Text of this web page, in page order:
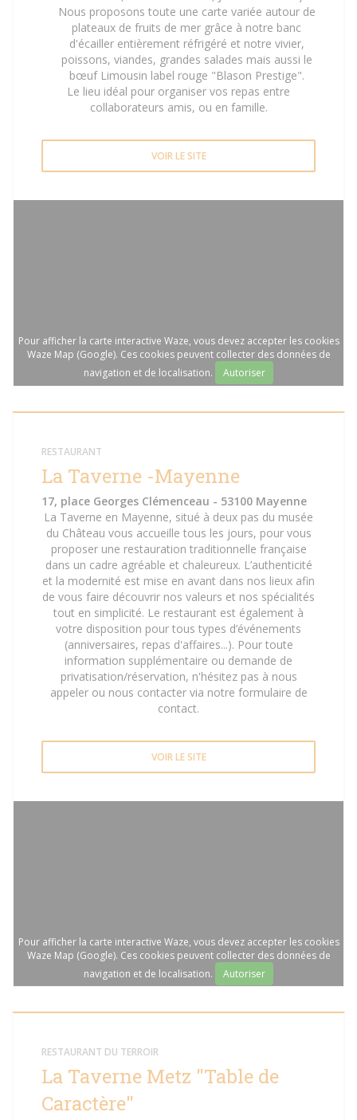
Nous proposons toute une carte variée autour de
plateaux de fruits de mer grâce à notre banc
d'écailler entièrement réfrigéré et notre vivier,
poissons, viandes, grandes salades mais aussi le
bœuf Limousin label rouge "Blason Prestige".
Le lieu idéal pour organiser vos repas entre
collaborateurs amis, ou en famille.
VOIR LE SITE
Pour afficher la carte interactive Waze, vous devez accepter les cookies
Waze Map (Google). Ces cookies peuvent collecter des données de
navigation et de localisation.
Autoriser
RESTAURANT
La Taverne -Mayenne
17, place Georges Clémenceau - 53100 Mayenne
La Taverne en Mayenne, situé à deux pas du musée
du Château vous accueille tous les jours, pour vous
proposer une restauration traditionnelle française
dans un cadre agréable et chaleureux. L’authenticité
et la modernité est mise en avant dans nos lieux afin
de vous faire découvrir nos valeurs et nos spécialités
tout en simplicité. Le restaurant est également à
votre disposition pour tous types d’événements
(anniversaires, repas d'affaires...). Pour toute
information supplémentaire ou demande de
privatisation/réservation, n'hésitez pas à nous
appeler ou nous contacter via notre formulaire de
contact.
VOIR LE SITE
Pour afficher la carte interactive Waze, vous devez accepter les cookies
Waze Map (Google). Ces cookies peuvent collecter des données de
navigation et de localisation.
Autoriser
RESTAURANT DU TERROIR
La Taverne Metz "Table de
Caractère"